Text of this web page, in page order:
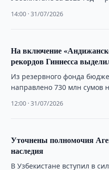
14:00 · 31/07/2026
На включение
рекордов Гиннесса
Из резервного фонда
направлено 730 млн сумов
польки» …
12:00 · 31/07/2026
Уточнены полномочия
наследия
В Узбекистане вступил в